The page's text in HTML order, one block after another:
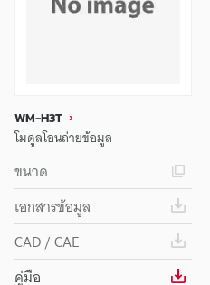
WM-H3T
โมดูลโอนถ่ายข้อมูล
ขนาด
เอกสารข้อมูล
CAD / CAE
คู่มือ